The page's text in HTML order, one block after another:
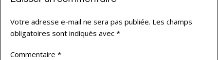
Votre adresse e-mail ne sera pas publiée. Les champs
obligatoires sont indiqués avec *
Commentaire *